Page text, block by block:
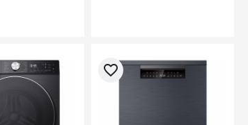
favorite_border